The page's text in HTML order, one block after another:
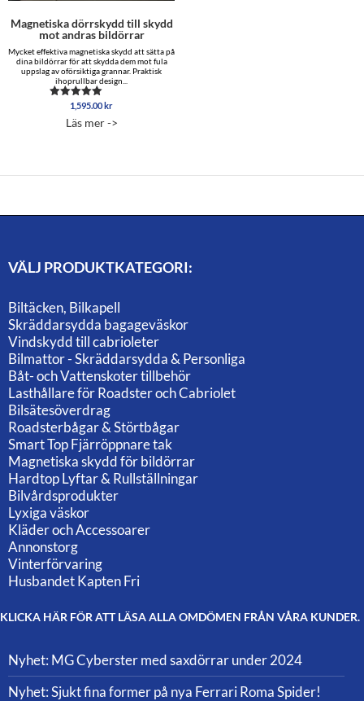
Magnetiska dörrskydd till skydd
mot andras bildörrar
Mycket effektiva magnetiska skydd att sätta på
dina bildörrar för att skydda dem mot fula
uppslag av oförsiktiga grannar. Praktisk
ihoprullbar design...
Betygsatt
av 5
1,595.00kr
Läs mer ->
VÄLJ PRODUKTKATEGORI:
Biltäcken, Bilkapell
Skräddarsydda bagageväskor
Vindskydd till cabrioleter
Bilmattor - Skräddarsydda & Personliga
Båt- och Vattenskoter tillbehör
Lasthållare för Roadster och Cabriolet
Bilsätesöverdrag
Roadsterbågar & Störtbågar
Smart Top Fjärröppnare tak
Magnetiska skydd för bildörrar
Hardtop Lyftar & Rullställningar
Bilvårdsprodukter
Lyxiga väskor
Kläder och Accessoarer
Annonstorg
Vinterförvaring
Husbandet Kapten Fri
KLICKA HÄR FÖR ATT LÄSA ALLA OMDÖMEN FRÅN VÅRA KUNDER.
Nyhet: MG Cyberster med saxdörrar under 2024
Nyhet: Sjukt fina former på nya Ferrari Roma Spider!